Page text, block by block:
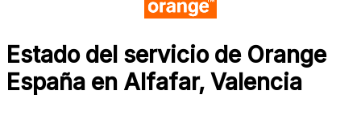
Estado del servicio de Orange
España en Alfafar, Valencia